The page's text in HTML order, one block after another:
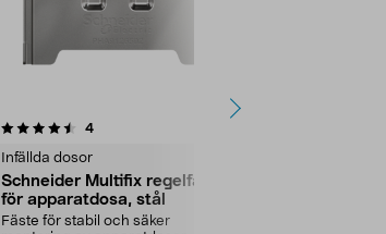
4recensioner
Infällda dosor
Schneider Multifix regelfäste
för apparatdosa, stål
Fäste för stabil och säker
4.5 av 5 stjärnor